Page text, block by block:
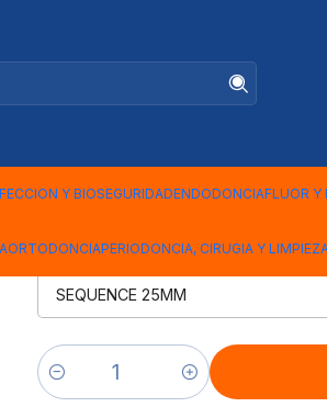
Y BIOSEGURIDADENDODONCIAFLUOR Y
ORTODONCIAPERIODONCIA, CIRUGIA Y
DENTSPLY
Cantidad